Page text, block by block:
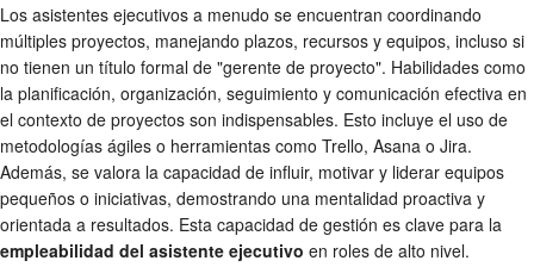
Los asistentes ejecutivos a menudo se encuentran coordinando
múltiples proyectos, manejando plazos, recursos y equipos, incluso si
no tienen un título formal de "gerente de proyecto". Habilidades como
la planificación, organización, seguimiento y comunicación efectiva en
el contexto de proyectos son indispensables. Esto incluye el uso de
metodologías ágiles o herramientas como Trello, Asana o Jira.
Además, se valora la capacidad de influir, motivar y liderar equipos
pequeños o iniciativas, demostrando una mentalidad proactiva y
orientada a resultados. Esta capacidad de gestión es clave para la
empleabilidad del asistente ejecutivo en roles de alto nivel.